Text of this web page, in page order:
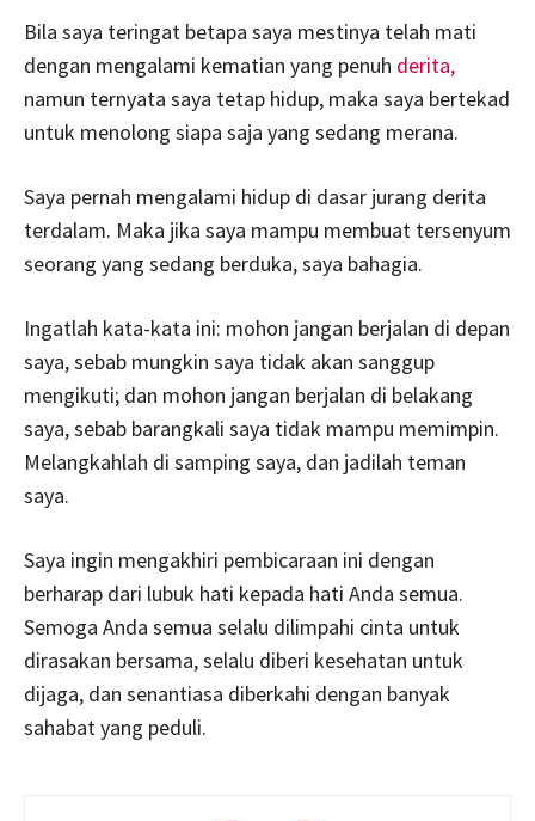
Bila saya teringat betapa saya mestinya telah mati
dengan mengalami kematian yang penuh derita,
namun ternyata saya tetap hidup, maka saya bertekad
untuk menolong siapa saja yang sedang merana.
Saya pernah mengalami hidup di dasar jurang derita
terdalam. Maka jika saya mampu membuat tersenyum
seorang yang sedang berduka, saya bahagia.
Ingatlah kata-kata ini: mohon jangan berjalan di depan
saya, sebab mungkin saya tidak akan sanggup
mengikuti; dan mohon jangan berjalan di belakang
saya, sebab barangkali saya tidak mampu memimpin.
Melangkahlah di samping saya, dan jadilah teman
saya.
Saya ingin mengakhiri pembicaraan ini dengan
berharap dari lubuk hati kepada hati Anda semua.
Semoga Anda semua selalu dilimpahi cinta untuk
dirasakan bersama, selalu diberi kesehatan untuk
dijaga, dan senantiasa diberkahi dengan banyak
sahabat yang peduli.